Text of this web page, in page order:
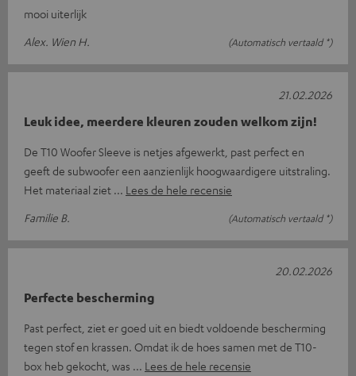
mooi uiterlijk
Alex. Wien H.
(Automatisch vertaald *)
Leuk idee, meerdere kleuren zouden welkom zijn!
De T10 Woofer Sleeve is netjes afgewerkt, past perfect en
geeft de subwoofer een aanzienlijk hoogwaardigere uitstraling.
Het materiaal ziet
Lees de hele recensie
Familie B.
(Automatisch vertaald *)
21.02.2026
Perfecte bescherming
Past perfect, ziet er goed uit en biedt voldoende bescherming
tegen stof en krassen. Omdat ik de hoes samen met de T10-
box heb gekocht, was
Lees de hele recensie
20.02.2026